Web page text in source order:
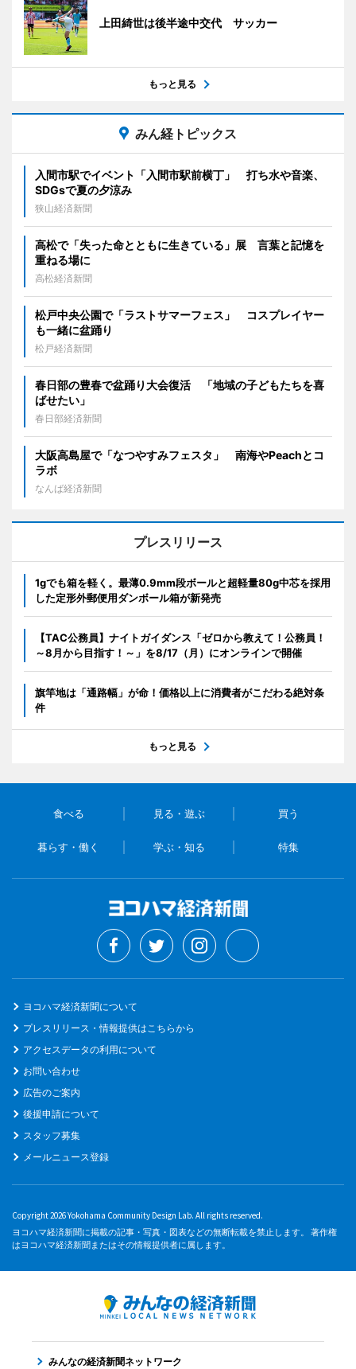
上田綺世は後半途中交代 サッカー
もっと見る
みん経トピックス
入間市駅でイベント「入間市駅前横丁」 打ち水や音楽、
SDGsで夏の夕涼み
狭山経済新聞
高松で「失った命とともに生きている」展 言葉と記憶を
重ねる場に
高松経済新聞
松戸中央公園で「ラストサマーフェス」 コスプレイヤー
も一緒に盆踊り
松戸経済新聞
春日部の豊春で盆踊り大会復活 「地域の子どもたちを喜
ばせたい」
春日部経済新聞
大阪高島屋で「なつやすみフェスタ」 南海やPeachとコ
ラボ
なんば経済新聞
プレスリリース
1gでも箱を軽く。最薄0.9mm段ボールと超軽量80g中芯を採用
した定形外郵便用ダンボール箱が新発売
【TAC公務員】ナイトガイダンス「ゼロから教えて！公務員！
～8月から目指す！～」を8/17（月）にオンラインで開催
旗竿地は「通路幅」が命！価格以上に消費者がこだわる絶対条
件
もっと見る
食べる 見る・遊ぶ 買う
暮らす・働く 学ぶ・知る 特集
ヨコハマ経済新聞について
プレスリリース・情報提供はこちらから
アクセスデータの利用について
お問い合わせ
広告のご案内
後援申請について
スタッフ募集
メールニュース登録
Copyright 2026 Yokohama Community Design Lab. All rights reserved.
ヨコハマ経済新聞に掲載の記事・写真・図表などの無断転載を禁止します。 著作権
はヨコハマ経済新聞またはその情報提供者に属します。
みんなの経済新聞ネットワーク